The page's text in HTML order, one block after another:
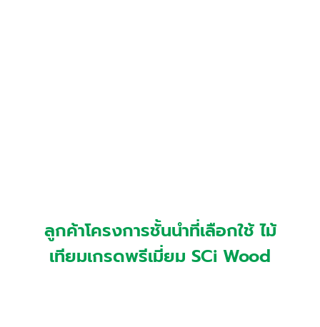
ลูกค้าโครงการชั้นนำที่เลือกใช้ ไม้
เทียมเกรดพรีเมี่ยม SCi Wood